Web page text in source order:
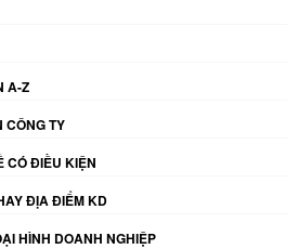
A-Z
CÔNG TY
CÓ ĐIỀU KIỆN
ĐỊA ĐIỂM KD
HÌNH DOANH NGHIỆP